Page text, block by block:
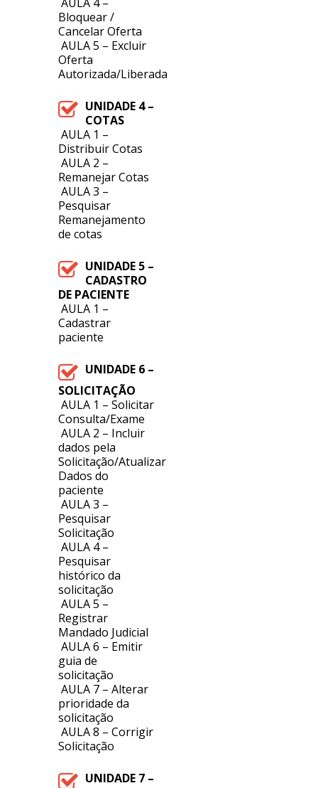
Bloquear /
Cancelar Oferta
AULA 5 – Excluir
Oferta
Autorizada/Liberada
UNIDADE 4 –
COTAS
AULA 1 –
Distribuir Cotas
AULA 2 –
Remanejar Cotas
AULA 3 –
Pesquisar
Remanejamento
de cotas
UNIDADE 5 –
CADASTRO
DE PACIENTE
AULA 1 –
Cadastrar
paciente
UNIDADE 6 –
SOLICITAÇÃO
AULA 1 – Solicitar
Consulta/Exame
AULA 2 – Incluir
dados pela
Solicitação/Atualizar
Dados do
paciente
AULA 3 –
Pesquisar
Solicitação
AULA 4 –
Pesquisar
histórico da
solicitação
AULA 5 –
Registrar
Mandado Judicial
AULA 6 – Emitir
guia de
solicitação
AULA 7 – Alterar
prioridade da
solicitação
AULA 8 – Corrigir
Solicitação
UNIDADE 7 –